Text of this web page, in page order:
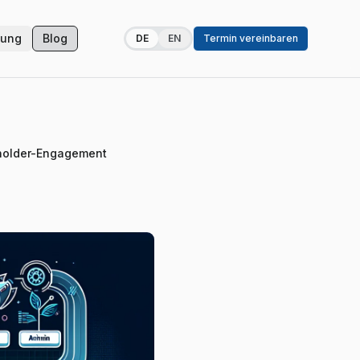
Blog DE EN Termin vereinbaren
Engagement